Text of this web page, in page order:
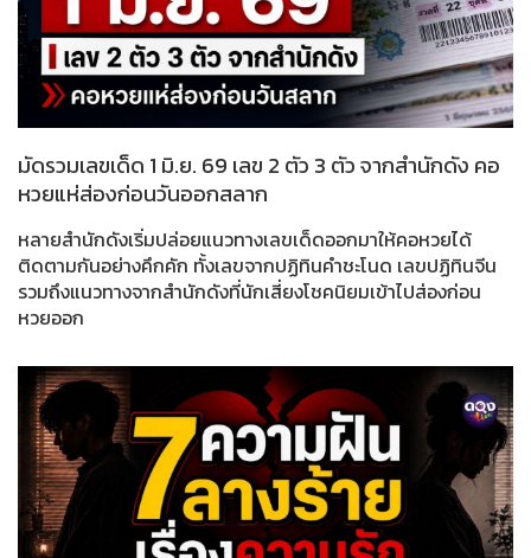
มัดรวมเลขเด็ด 1 มิ.ย. 69 เลข 2 ตัว 3 ตัว จากสำนักดัง คอ
หวยแห่ส่องก่อนวันออกสลาก
หลายสำนักดังเริ่มปล่อยแนวทางเลขเด็ดออกมาให้คอหวยได้
ติดตามกันอย่างคึกคัก ทั้งเลขจากปฏิทินคำชะโนด เลขปฏิทินจีน
รวมถึงแนวทางจากสำนักดังที่นักเสี่ยงโชคนิยมเข้าไปส่องก่อน
หวยออก